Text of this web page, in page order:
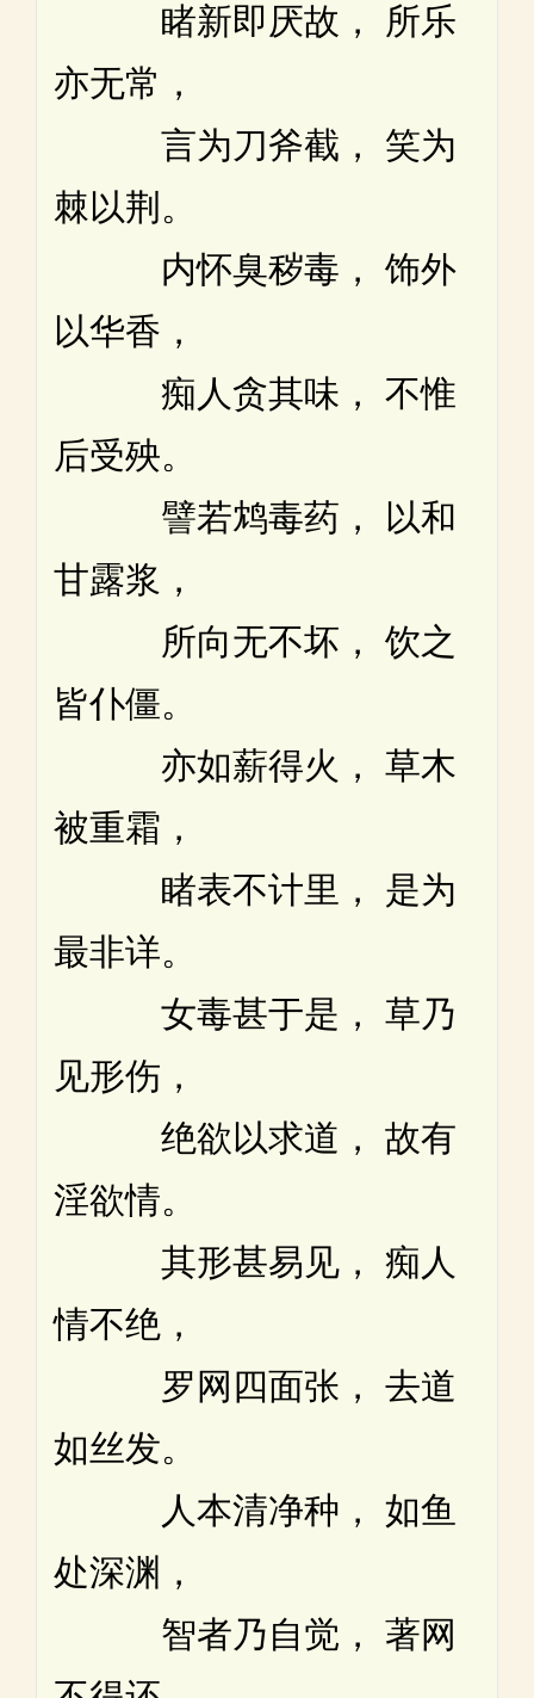
睹新即厌故， 所乐
亦无常，
言为刀斧截， 笑为
棘以荆。
内怀臭秽毒， 饰外
以华香，
痴人贪其味， 不惟
后受殃。
譬若鸩毒药， 以和
甘露浆，
所向无不坏， 饮之
皆仆僵。
亦如薪得火， 草木
被重霜，
睹表不计里， 是为
最非详。
女毒甚于是， 草乃
见形伤，
绝欲以求道， 故有
淫欲情。
其形甚易见， 痴人
情不绝，
罗网四面张， 去道
如丝发。
人本清净种， 如鱼
处深渊，
智者乃自觉， 著网